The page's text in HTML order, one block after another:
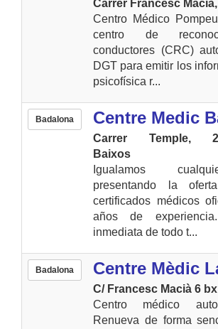
Carrer Francesc
Centro Médico
centro de
conductores (CRC)
DGT para emitir los
psicofísica r...
Badalona Centre Medic
Carrer Temple,
Baixos
Igualamos
presentando la
certificados médicos
años de
inmediata de todo t...
Badalona Centre Mèdic
C/ Francesc Macià 6 bx
Centro médico
Renueva de forma